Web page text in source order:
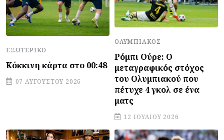
ΕΞΩΤΕΡΙΚΌ
Κόκκινη κάρτα στο 00:48
07 ΑΥΓΟΎΣΤΟΥ 2026
ΟΛΥΜΠΙΑΚΌΣ
Ρόμπι Ούρε: Ο
μεταγραφικός στόχος
του Ολυμπιακού που
πέτυχε 4 γκολ σε ένα
ματς
12 ΙΟΥΛΊΟΥ 2026